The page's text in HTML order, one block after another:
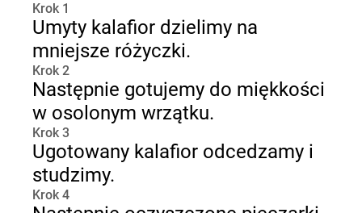
Krok 1
Umyty kalafior dzielimy na
mniejsze różyczki.
Krok 2
Następnie gotujemy do miękkości
w osolonym wrzątku.
Krok 3
Ugotowany kalafior odcedzamy i
studzimy.
Krok 4